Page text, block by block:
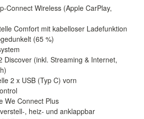
Connect Wireless (Apple CarPlay,
Comfort mit kabelloser Ladefunktion
(65 %)
Discover (inkl. Streaming & Internet,
2 x USB (Typ C) vorn
We Connect Plus
, heiz- und anklappbar